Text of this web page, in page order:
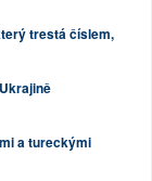
trestá číslem,
a tureckými